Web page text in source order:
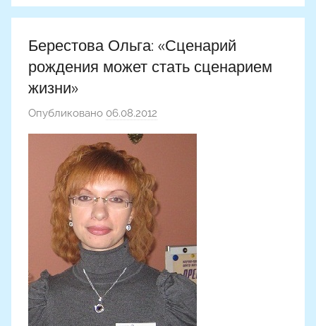
Берестова Ольга: «Сценарий
рождения может стать сценарием
жизни»
Опубликовано 06.08.2012
в
р
о
с
т
я